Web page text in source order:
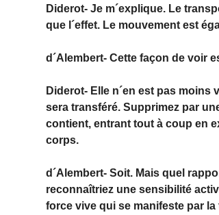
Diderot- Je m´explique. Le
que l´effet. Le mouvement est
d´Alembert- Cette façon de voir
Diderot- Elle n´en est pas moins
sera transféré. Supprimez par
contient, entrant tout à coup en
corps.
d´Alembert- Soit. Mais quel
reconnaîtriez une sensibilité
force vive qui se manifeste par